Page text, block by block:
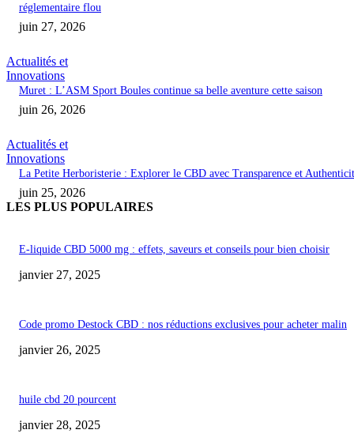
réglementaire flou
juin 27, 2026
Actualités et
Innovations
Muret : L’ASM Sport Boules continue sa belle aventure cette saison
juin 26, 2026
Actualités et
Innovations
La Petite Herboristerie : Explorer le CBD avec Transparence et
juin 25, 2026
LES PLUS POPULAIRES
E-liquide CBD 5000 mg : effets, saveurs et conseils pour bien choisir
janvier 27, 2025
Code promo Destock CBD : nos réductions exclusives pour acheter malin
janvier 26, 2025
huile cbd 20 pourcent
janvier 28, 2025